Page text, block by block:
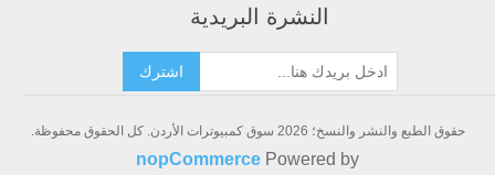
النشرة البريدية
اشترك
حقوق الطبع والنشر والنسخ؛ 2026 سوق كمبيوترات الأردن. كل الحقوق محفوظة.
Powered by
nopCommerce